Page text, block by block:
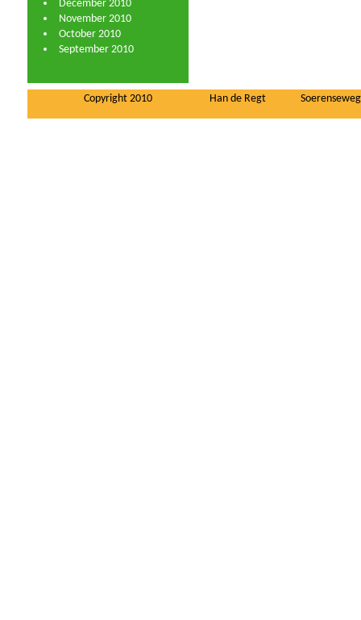
December 2010
November 2010
October 2010
September 2010
Copyright 2010 Han de Regt